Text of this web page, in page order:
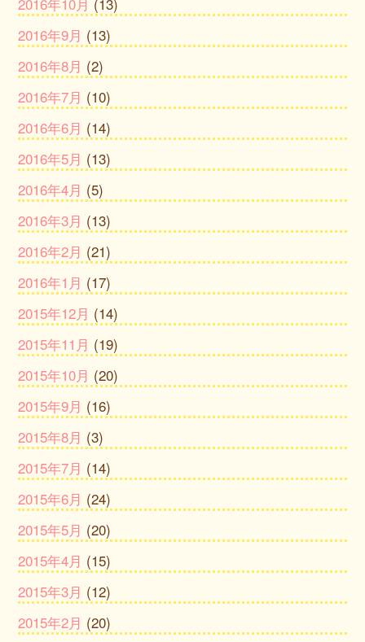
2016年9月 (13)
2016年8月 (2)
2016年7月 (10)
2016年6月 (14)
2016年5月 (13)
2016年4月 (5)
2016年3月 (13)
2016年2月 (21)
2016年1月 (17)
2015年12月 (14)
2015年11月 (19)
2015年10月 (20)
2015年9月 (16)
2015年8月 (3)
2015年7月 (14)
2015年6月 (24)
2015年5月 (20)
2015年4月 (15)
2015年3月 (12)
2015年2月 (20)